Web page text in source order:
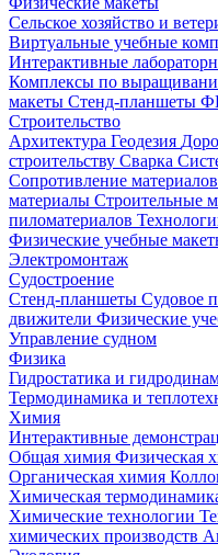
Сельское хозяйство и
Виртуальные учебные
Интерактивные
Комплексы по
макеты Стенд-планшеты
Строительство
Архитектура Геодезия
строительству Сварка
Сопротивление
материалы Строительные
пиломатериалов
Физические учебные
Электромонтаж
Судостроение
Стенд-планшеты Судовое
движители Физические
Управление судном
Физика
Гидростатика и
Термодинамика и
Химия
Интерактивные
Общая химия Физическая
Органическая химия
Химическая
Химические технологии
химических производств